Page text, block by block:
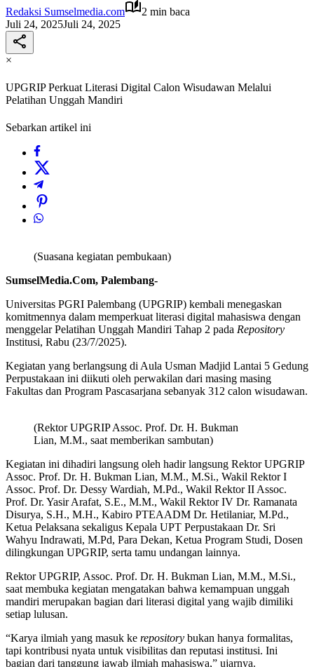
Redaksi Sumselmedia.com
2 min baca
Juli 24, 2025Juli 24, 2025
×
UPGRIP Perkuat Literasi Digital Calon Wisudawan Melalui
Pelatihan Unggah Mandiri
Sebarkan artikel ini
(Suasana kegiatan pembukaan)
SumselMedia.Com, Palembang-
Universitas PGRI Palembang (UPGRIP) kembali menegaskan
komitmennya dalam memperkuat literasi digital mahasiswa dengan
menggelar Pelatihan Unggah Mandiri Tahap 2 pada Repository
Institusi, Rabu (23/7/2025).
Kegiatan yang berlangsung di Aula Usman Madjid Lantai 5 Gedung
Perpustakaan ini diikuti oleh perwakilan dari masing masing
Fakultas dan Program Pascasarjana sebanyak 312 calon wisudawan.
(Rektor UPGRIP Assoc. Prof. Dr. H. Bukman
Lian, M.M., saat memberikan sambutan)
Kegiatan ini dihadiri langsung oleh hadir langsung Rektor UPGRIP
Assoc. Prof. Dr. H. Bukman Lian, M.M., M.Si., Wakil Rektor I
Assoc. Prof. Dr. Dessy Wardiah, M.Pd., Wakil Rektor II Assoc.
Prof. Dr. Yasir Arafat, S.E., M.M., Wakil Rektor IV Dr. Ramanata
Disurya, S.H., M.H., Kabiro PTEAADM Dr. Hetilaniar, M.Pd.,
Ketua Pelaksana sekaligus Kepala UPT Perpustakaan Dr. Sri
Wahyu Indrawati, M.Pd, Para Dekan, Ketua Program Studi, Dosen
dilingkungan UPGRIP, serta tamu undangan lainnya.
Rektor UPGRIP, Assoc. Prof. Dr. H. Bukman Lian, M.M., M.Si.,
saat membuka kegiatan mengatakan bahwa kemampuan unggah
mandiri merupakan bagian dari literasi digital yang wajib dimiliki
setiap lulusan.
“Karya ilmiah yang masuk ke repository bukan hanya formalitas,
tapi kontribusi nyata untuk visibilitas dan reputasi institusi. Ini
bagian dari tanggung jawab ilmiah mahasiswa,” ujarnya.